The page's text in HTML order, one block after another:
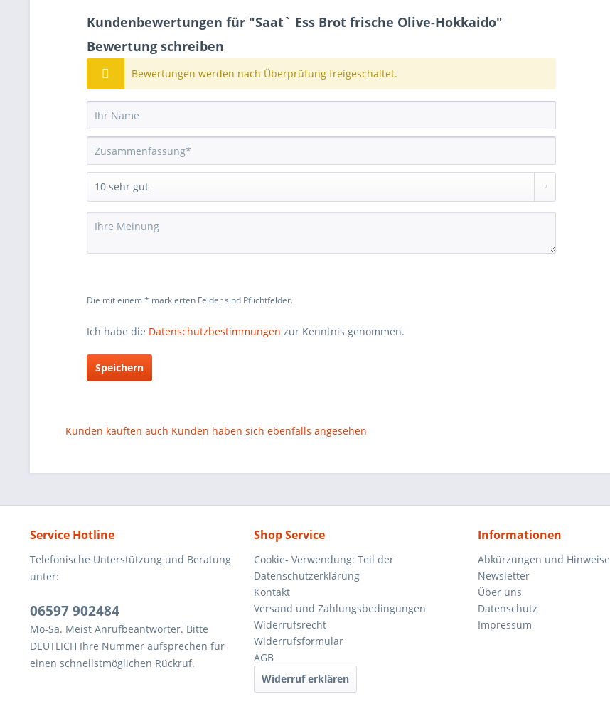
Kundenbewertungen für "Saat` Ess Brot frische Olive-Hokkaido"
Bewertung schreiben
Bewertungen werden nach Überprüfung freigeschaltet.
Die mit einem * markierten Felder sind Pflichtfelder.
Ich habe die Datenschutzbestimmungen zur Kenntnis genommen.
Speichern
Kunden kauften auch Kunden haben sich ebenfalls angesehen
Service Hotline
Telefonische Unterstützung und Beratung
unter:
06597 902484
Mo-Sa. Meist Anrufbeantworter. Bitte
DEUTLICH Ihre Nummer aufsprechen für
einen schnellstmöglichen Rückruf.
Shop Service
Cookie- Verwendung: Teil der
Datenschutzerklärung
Kontakt
Versand und Zahlungsbedingungen
Widerrufsrecht
Widerrufsformular
AGB
Widerruf erklären
Informationen
Abkürzungen und Hinweise
Newsletter
Über uns
Datenschutz
Impressum